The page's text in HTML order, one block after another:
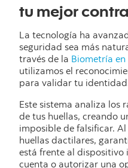
tu mejor
La tecnología ha
seguridad sea más
través de la Biometría
utilizamos el
para validar tu
Este sistema analiza los
de tus huellas, creando
imposible de falsificar.
huellas dactilares,
está frente al dispositivo
cuenta o autorizar una